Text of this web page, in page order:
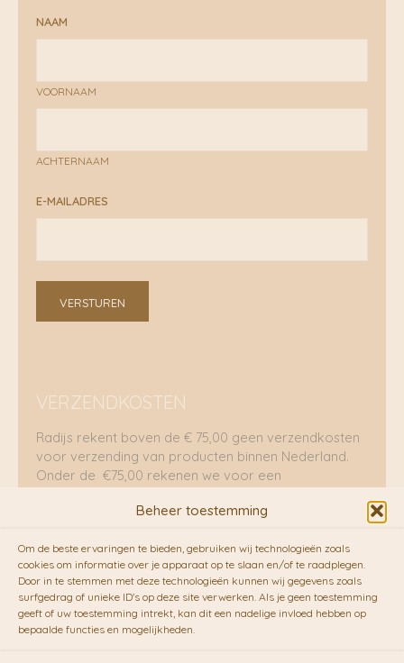
Beheer toestemming
Om de beste ervaringen te bieden, gebruiken wij technologieën zoals
cookies om informatie over je apparaat op te slaan en/of te raadplegen.
Door in te stemmen met deze technologieën kunnen wij gegevens zoals
surfgedrag of unieke ID's op deze site verwerken. Als je geen toestemming
geeft of uw toestemming intrekt, kan dit een nadelige invloed hebben op
bepaalde functies en mogelijkheden.
NAAM
VOORNAAM
ACHTERNAAM
E-MAILADRES
VERSTUREN
VERZENDKOSTEN
Radijs rekent boven de € 75,00 geen verzendkosten
voor verzending van producten binnen Nederland.
Onder de €75,00 rekenen we voor een
RADIJS werkt samen met de duurzame bezorgdienst
vanFietskoeriers.nl. Pakketten (mits voorradig) voor
10.00 uur besteld op een doordeweekse dag,
bezorgen zij soms nog op dezelfde dag in de
avonduren! Brievenbuspakjes de volgende dag. En